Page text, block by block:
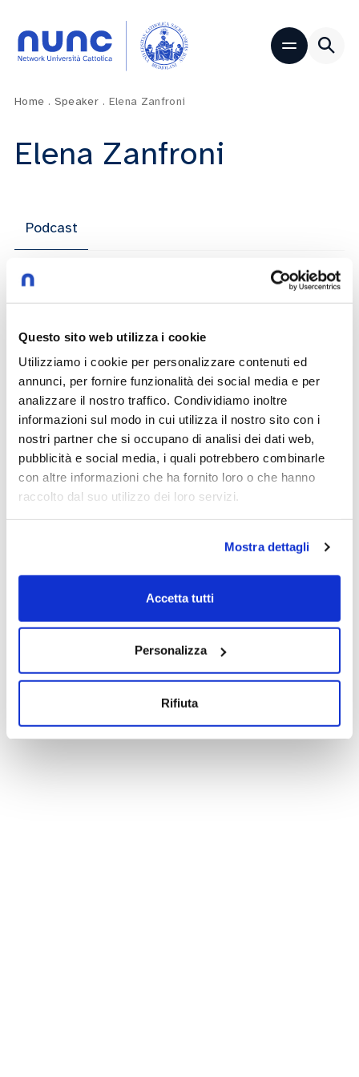
Questo sito web utilizza i cookie
Utilizziamo i cookie per personalizzare contenuti ed
annunci, per fornire funzionalità dei social media e per
analizzare il nostro traffico. Condividiamo inoltre
informazioni sul modo in cui utilizza il nostro sito con i
nostri partner che si occupano di analisi dei dati web,
pubblicità e social media, i quali potrebbero combinarle
con altre informazioni che ha fornito loro o che hanno
raccolto dal suo utilizzo dei loro servizi.
Mostra dettagli
Accetta tutti
Personalizza
Rifiuta
Home . Speaker . Elena Zanfroni
Elena Zanfroni
Podcast
Tutti inclusi